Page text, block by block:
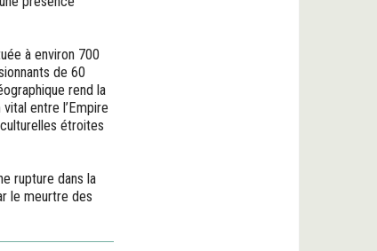
à environ 700
de 60
rend la
entre l’Empire
étroites
rupture dans la
le meurtre des